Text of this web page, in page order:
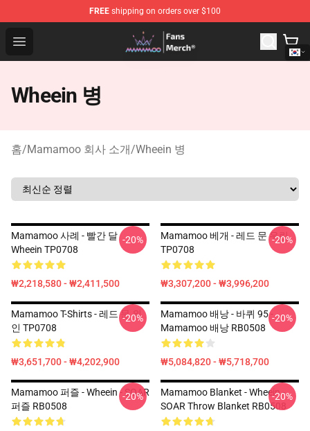
FREE shipping on orders over $100
Open menu
Mamamoo Store - Official Mamamoo Merchandise Shop
Wheein 병
홈/Mamamoo 회사 소개/Wheein 병
Mamamoo 사례 - 빨간 달
Wheein TP0708
₩2,218,580 - ₩2,411,500
-20%
Mamamoo 베개 - 레드 문 우린
TP0708
₩3,307,200 - ₩3,996,200
-20%
Mamamoo T-Shirts - 레드 문 위
인 TP0708
₩3,651,700 - ₩4,202,900
-20%
Mamamoo 배낭 - 바퀴 95 -
Mamamoo 배낭 RB0508
₩5,084,820 - ₩5,718,700
-20%
Mamamoo 퍼즐 - Wheein - SOAR
퍼즐 RB0508
-20%
Mamamoo Blanket - Wheein -
SOAR Throw Blanket RB0508
-20%